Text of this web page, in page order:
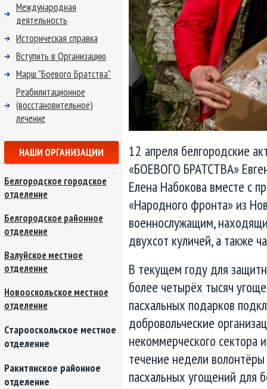
12 апреля белгородские
«БОЕВОГО БРАТСТВА»
Елена Набокова вместе с
«Народного фронта» из
военнослужащим,
двухсот куличей, а также
В текущем году для
более четырёх тысяч
пасхальных подарков
добровольческие
некоммерческого
течение недели
пасхальных угощений для
Международная
деятельность
Историческая справка
Вступить в Организацию
Марш "Боевого Братства"
Реабилитационное
(восстановительное)
лечение
НАШИ ОРГАНИЗАЦИИ
Белгородское городское
отделение
Белгородское районное
отделение
Валуйское местное
отделение
Новооскольское местное
отделение
Старооскольское местное
отделение
Ракитянское районное
отделение